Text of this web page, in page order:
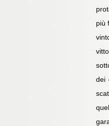
più
dei